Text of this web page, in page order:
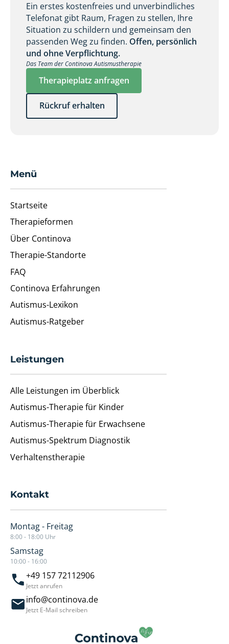
Ein erstes kostenfreies und unverbindliches
Telefonat gibt Raum, Fragen zu stellen, Ihre
Situation zu schildern und gemeinsam den
passenden Weg zu finden. Offen, persönlich
und ohne Verpflichtung.
Das Team der Continova Autismustherapie
Therapieplatz anfragen
Rückruf erhalten
Menü
Startseite
Therapieformen
Über Continova
Therapie-Standorte
FAQ
Continova Erfahrungen
Autismus-Lexikon
Autismus-Ratgeber
Leistungen
Alle Leistungen im Überblick
Autismus-Therapie für Kinder
Autismus-Therapie für Erwachsene
Autismus-Spektrum Diagnostik
Verhaltenstherapie
Kontakt
Montag - Freitag
8:00 - 18:00 Uhr
Samstag
10:00 - 16:00
+49 157 72112906
Jetzt anrufen
info@continova.de
Jetzt E-Mail schreiben